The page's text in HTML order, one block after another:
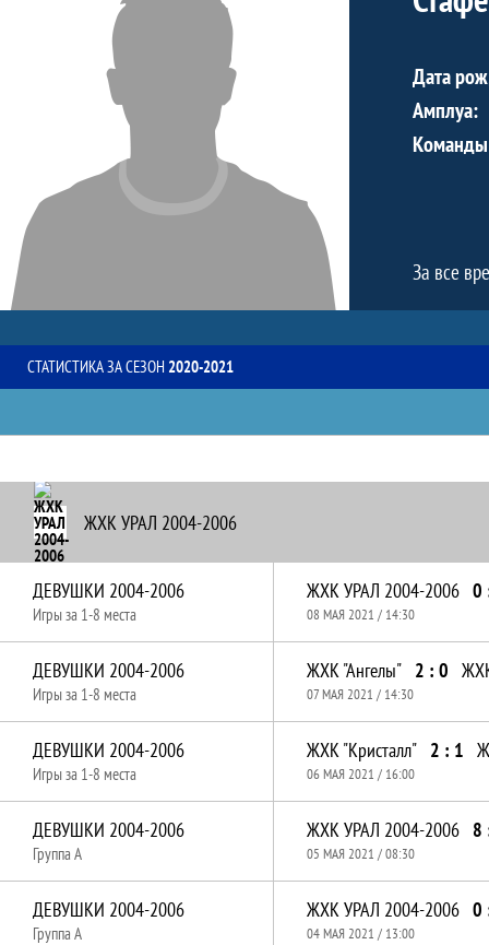
Дата
Амплуа:
За все
СТАТИСТИКА ЗА СЕЗОН 2020-2021
ЖХК УРАЛ 2004-2006
ДЕВУШКИ 2004-2006
Игры за 1-8 места
ЖХК УРАЛ 2004-2006 0
08 МАЯ 2021 / 14:30
ДЕВУШКИ 2004-2006
Игры за 1-8 места
ЖХК "Ангелы" 2 : 0
07 МАЯ 2021 / 14:30
ДЕВУШКИ 2004-2006
Игры за 1-8 места
ЖХК "Кристалл" 2 : 1
06 МАЯ 2021 / 16:00
ДЕВУШКИ 2004-2006
Группа A
ЖХК УРАЛ 2004-2006 8
05 МАЯ 2021 / 08:30
ДЕВУШКИ 2004-2006
Группа A
ЖХК УРАЛ 2004-2006 0
04 МАЯ 2021 / 13:00